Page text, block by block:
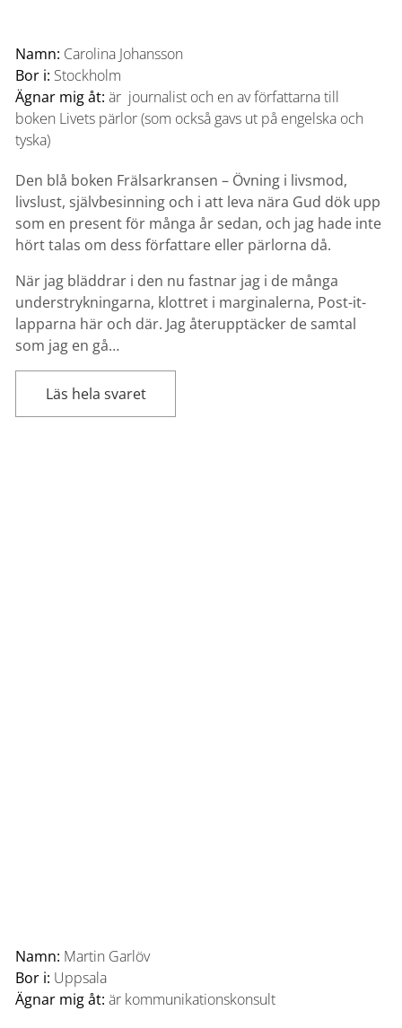
Namn: Carolina Johansson
Bor i: Stockholm
Ägnar mig åt:är journalist och en av författarna till
boken Livets pärlor (som också gavs ut på engelska och
tyska)
Den blå boken Frälsarkransen – Övning i livsmod,
livslust, självbesinning och i att leva nära Gud dök upp
som en present för många år sedan, och jag hade inte
hört talas om dess författare eller pärlorna då.
När jag bläddrar i den nu fastnar jag i de många
understrykningarna, klottret i marginalerna, Post-it-
lapparna här och där. Jag återupptäcker de samtal
som jag en gå…
Läs hela svaret
Namn: Martin Garlöv
Bor i: Uppsala
Ägnar mig åt:är kommunikationskonsult